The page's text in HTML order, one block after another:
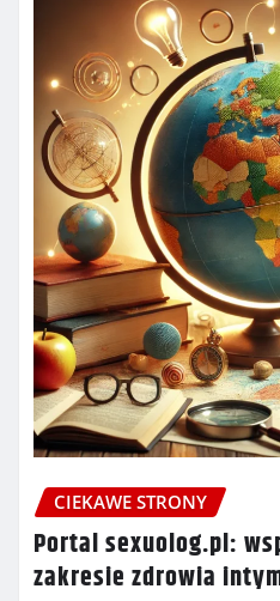
CIEKAWE STRONY
Portal sexuolog.pl:
zakresie zdrowia